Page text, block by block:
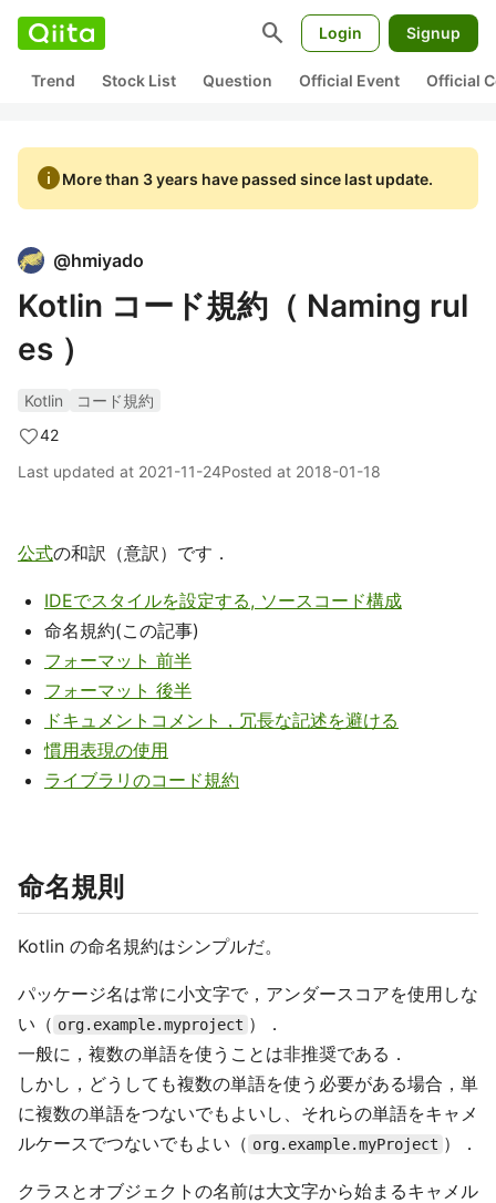
search Login Signup
Trend Stock List Question Official Event Official
infoMore than 3 years have passed since last update.
@hmiyado
Kotlin コード規約（ Naming rul
es ）
Kotlin
コード規約
42
Last updated at 2021-11-24Posted at 2018-01-18
公式の和訳（意訳）です．
IDEでスタイルを設定する, ソースコード構成
命名規約(この記事)
フォーマット 前半
フォーマット 後半
ドキュメントコメント，冗長な記述を避ける
慣用表現の使用
ライブラリのコード規約
命名規則
Kotlin の命名規約はシンプルだ。
パッケージ名は常に小文字で，アンダースコアを使用しな
い（ org.example.myproject ）．
一般に，複数の単語を使うことは非推奨である．
しかし，どうしても複数の単語を使う必要がある場合，単
に複数の単語をつないでもよいし、それらの単語をキャメ
ルケースでつないでもよい（ org.example.myProject ）．
クラスとオブジェクトの名前は大文字から始まるキャメル